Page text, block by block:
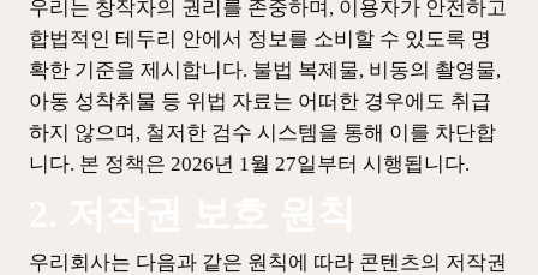
우리는 창작자의 권리를 존중하며, 이용자가 안전하고
합법적인 테두리 안에서 정보를 소비할 수 있도록 명
확한 기준을 제시합니다. 불법 복제물, 비동의 촬영물,
아동 성착취물 등 위법 자료는 어떠한 경우에도 취급
하지 않으며, 철저한 검수 시스템을 통해 이를 차단합
니다. 본 정책은 2026년 1월 27일부터 시행됩니다.
우리회사는 다음과 같은 원칙에 따라 콘텐츠의 저작권